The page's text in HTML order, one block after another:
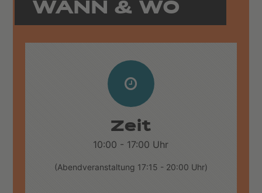
WANN & WO
Zeit
10:00 - 17:00 Uhr
(Abendveranstaltung 17:15 - 20:00 Uhr)